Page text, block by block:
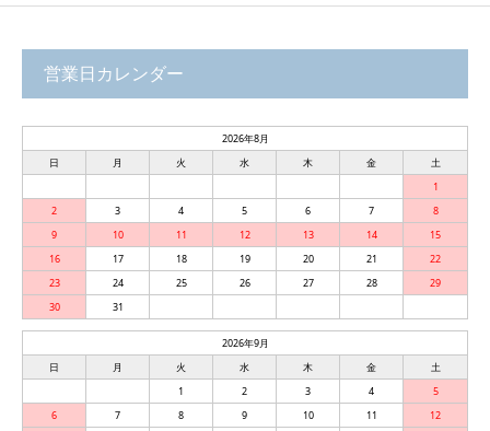
営業日カレンダー
2026年8月
日
月 火 水 木 金
土
1
2
3 4 5 6 7
8
9
10 11 12 13 14
15
16
17 18 19 20 21
22
23
24 25 26 27 28
29
30
31
2026年9月
日
月 火 水 木 金
土
1
2 3 4
5
6
7 8 9 10 11
12